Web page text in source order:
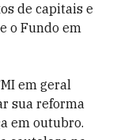
de capitais e
o Fundo em
em geral
sua reforma
em outubro.